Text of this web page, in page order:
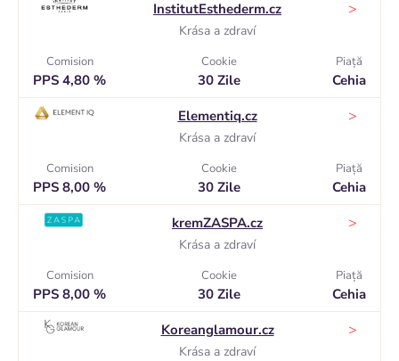
InstitutEsthederm.cz
Krása a zdraví
>
Comision
PPS 4,80 %
Cookie
30 Zile
Piaţă
Cehia
Elementiq.cz
Krása a zdraví
>
Comision
PPS 8,00 %
Cookie
30 Zile
Piaţă
Cehia
kremZASPA.cz
Krása a zdraví
>
Comision
PPS 8,00 %
Cookie
30 Zile
Piaţă
Cehia
Koreanglamour.cz
Krása a zdraví
>